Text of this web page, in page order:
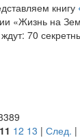
книгу
«Жизнь на
ждут: 70
11 12 13 | След. |